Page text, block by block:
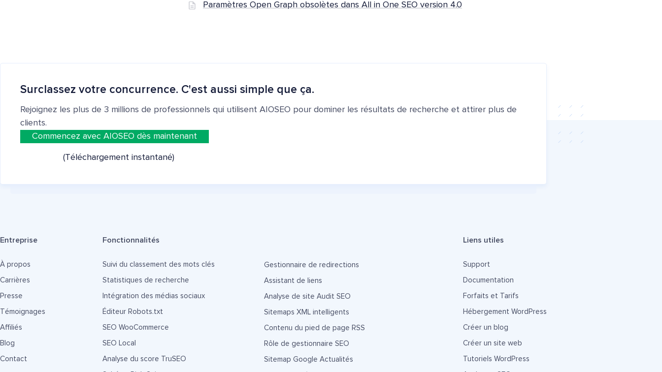
Paramètres Open Graph obsolètes dans All in One SEO version 4.0
Surclassez votre concurrence. C'est aussi simple que ça.
Rejoignez les plus de 3 millions de professionnels qui utilisent AIOSEO pour dominer les résultats de recherche et attirer plus de
clients.
Commencez avec AIOSEO dès maintenant
(Téléchargement instantané)
Entreprise
À propos
Carrières
Presse
Témoignages
Affiliés
Blog
Contact
Fonctionnalités
Suivi du classement des mots clés
Statistiques de recherche
Intégration des médias sociaux
Éditeur Robots.txt
SEO WooCommerce
SEO Local
Analyse du score TruSEO
Gestionnaire de redirections
Assistant de liens
Analyse de site Audit SEO
Sitemaps XML intelligents
Contenu du pied de page RSS
Rôle de gestionnaire SEO
Sitemap Google Actualités
Liens utiles
Support
Documentation
Forfaits et Tarifs
Hébergement WordPress
Créer un blog
Créer un site web
Tutoriels WordPress